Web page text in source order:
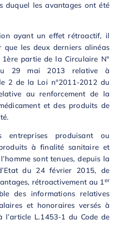
duquel les avantages ont été
ayant un effet rétroactif, il
que les deux derniers alinéas
partie de la Circulaire N°
du 29 mai 2013 relative à
2 de la Loi n°2011-2012 du
au renforcement de la
et des produits de
entreprises produisant ou
à finalité sanitaire et
sont tenues, depuis la
du 24 février 2015, de
rétroactivement au 1er
des informations relatives
et honoraires versés à
l’article L.1453-1 du Code de